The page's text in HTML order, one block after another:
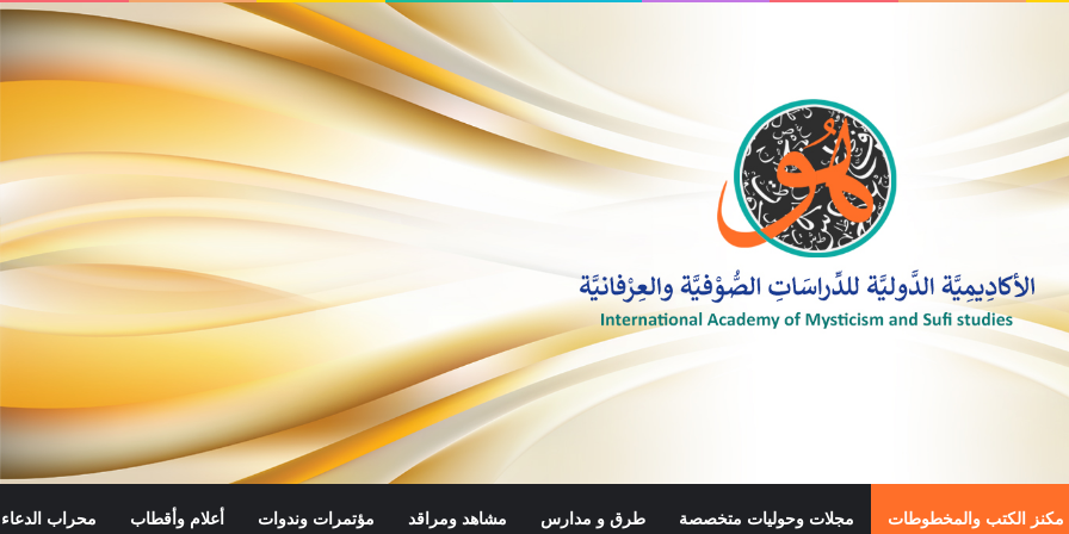
مكنز الكتب والمخطوطات مجلات وحوليات متخصصة طرق و مدارس مشاهد ومراقد مؤتمرات وندوات أعلام وأقطاب محراب الدعاء